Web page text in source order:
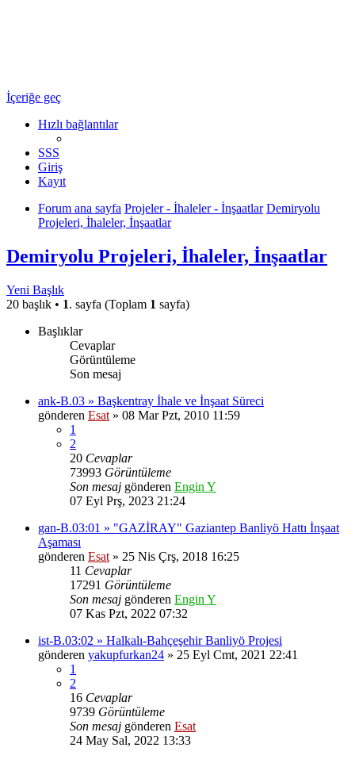
İçeriğe geç
Hızlı bağlantılar
SSS
Giriş
Kayıt
Forum ana sayfa Projeler - İhaleler - İnşaatlar Demiryolu
Projeleri, İhaleler, İnşaatlar
Demiryolu Projeleri, İhaleler, İnşaatlar
Yeni Başlık
20 başlık • 1. sayfa (Toplam 1 sayfa)
Başlıklar
Cevaplar
Görüntüleme
Son mesaj
ank-B.03 » Başkentray İhale ve İnşaat Süreci
gönderen Esat » 08 Mar Pzt, 2010 11:59
1
2
20 Cevaplar
73993 Görüntüleme
Son mesaj gönderen Engin Y
07 Eyl Prş, 2023 21:24
gan-B.03:01 » "GAZİRAY" Gaziantep Banliyö Hattı İnşaat
Aşaması
gönderen Esat » 25 Nis Çrş, 2018 16:25
11 Cevaplar
17291 Görüntüleme
Son mesaj gönderen Engin Y
07 Kas Pzt, 2022 07:32
ist-B.03:02 » Halkalı-Bahçeşehir Banliyö Projesi
gönderen yakupfurkan24 » 25 Eyl Cmt, 2021 22:41
1
2
16 Cevaplar
9739 Görüntüleme
Son mesaj gönderen Esat
24 May Sal, 2022 13:33